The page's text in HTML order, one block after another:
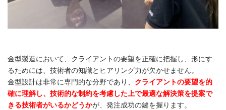
金型製造において、クライアントの要望を正確に把握し、形にす
るためには、技術者の知識とヒアリング力が欠かせません。
金型設計は非常に専門的な分野であり、 クライアントの要望を的
確に理解し、技術的な制約を考慮した上で最適な解決策を提案で
きる技術者がいるかどうかが、発注成功の鍵を握ります。